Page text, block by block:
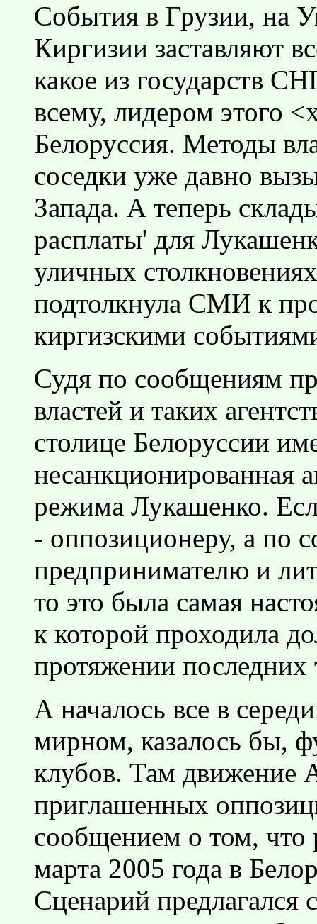
События в Грузии, на
Киргизии заставляют
какое из государств
всему, лидером этого
Белоруссия. Методы
соседки уже давно
Запада. А теперь
расплаты' для
уличных
подтолкнула СМИ к
киргизскими
Судя по сообщениям
властей и таких
столице Белоруссии
несанкционированная
режима Лукашенко.
- оппозиционеру, а по
предпринимателю и
то это была самая
к которой проходила
протяжении последних
А началось все в
мирном, казалось бы,
клубов. Там движение
приглашенных
сообщением о том, что
марта 2005 года в
Сценарий